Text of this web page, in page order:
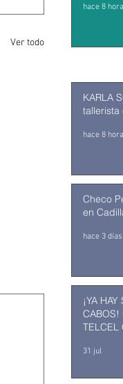
Ver todo
hace 8
KARLA
tallerista
hace 8
Checo
en
hace 3 días
¡YA
CABOS!
TELCEL
31 jul